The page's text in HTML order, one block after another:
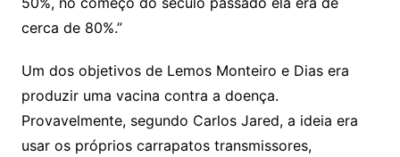
cerca de 80%.”
Um dos objetivos de Lemos Monteiro e Dias era
produzir uma vacina contra a doença.
Provavelmente, segundo Carlos Jared, a ideia era
usar os próprios carrapatos transmissores,